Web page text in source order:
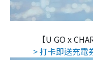
【U GO x
> 打卡即送充電